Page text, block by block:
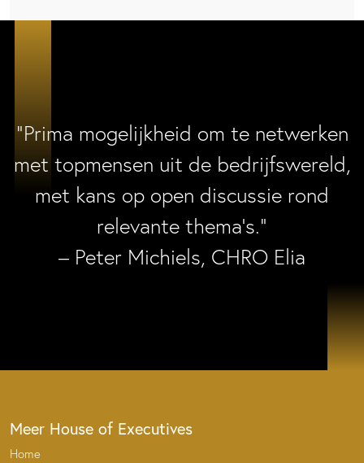
“Prima mogelijkheid om te netwerken
met topmensen uit de bedrijfswereld,
met kans op open discussie rond
relevante thema’s.”
– Peter Michiels, CHRO Elia
Meer House of Executives
Home